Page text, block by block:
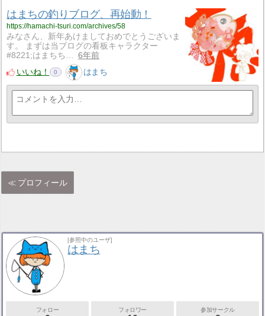
はまちの釣りブログ、再始動！
https://hamachi-tsuri.com/archives/58
みなさん、新年あけましておめでとうございま
す。 まずは当ブログの看板キャラクター
#8221;はまちち…
6年前
いいね！
0 はまち
プロフィール
[参照中のユーザ]
はまち
フォロー フォロワー 参加サークル